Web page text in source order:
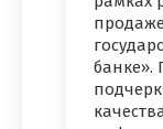
банке».